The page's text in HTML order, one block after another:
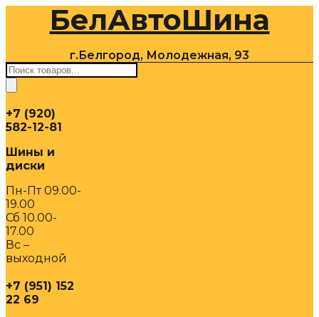
содержимомуБелАвтоШина
г.Белгород, Молодежная, 93
Поиск
товаров
+7 (920)
582-12-81
Шины и
диски
Пн-Пт 09.00-
19.00
Сб 10.00-
17.00
Вс –
выходной
+7 (951) 152
22 69